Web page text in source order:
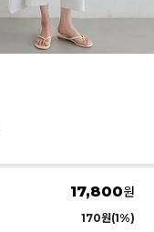
17,800원
170원(1%)